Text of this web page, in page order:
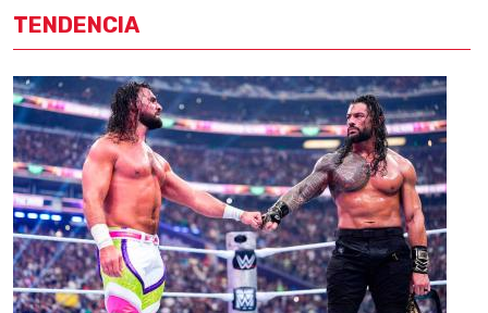
TENDENCIA